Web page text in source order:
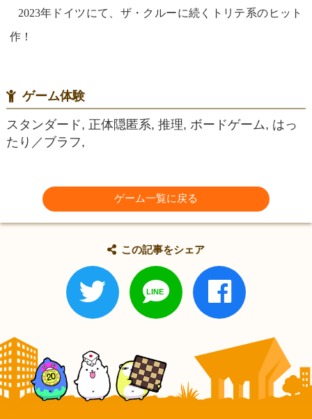
2023年ドイツにて、ザ・クルーに続くトリテ系のヒット
作！
ゲーム体験
スタンダード, 正体隠匿系, 推理, ボードゲーム, はっ
たり／ブラフ,
ゲーム一覧に戻る
この記事をシェア